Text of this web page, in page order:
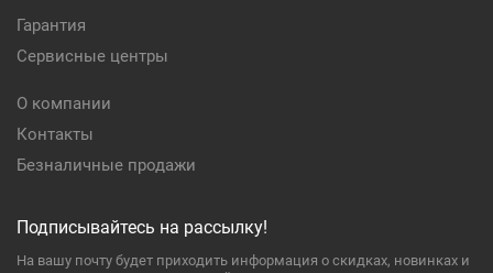
Гарантия
Сервисные центры
О компании
Контакты
Безналичные продажи
Подписывайтесь на рассылку!
На вашу почту будет приходить информация о скидках, новинках и